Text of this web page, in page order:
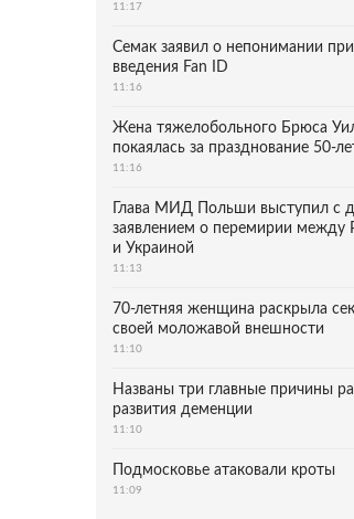
11:17
Семак заявил о непонимании
введения Fan ID
11:16
Жена тяжелобольного Брюса
покаялась за празднование 50-
11:16
Глава МИД Польши выступил с
заявлением о перемирии между
и Украиной
11:13
70-летняя женщина раскрыла
своей моложавой внешности
11:10
Названы три главные причины
развития деменции
11:10
Подмосковье атаковали кроты
11:09